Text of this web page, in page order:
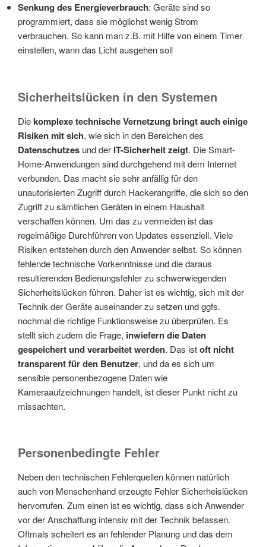
Senkung des Energieverbrauch: Geräte sind so
programmiert, dass sie möglichst wenig Strom
verbrauchen. So kann man z.B. mit Hilfe von einem Timer
einstellen, wann das Licht ausgehen soll
Sicherheitslücken in den Systemen
Diekomplexe technische Vernetzung bringt auch einige
Risiken mit sich, wie sich in den Bereichen des
Datenschutzes und der IT-Sicherheit zeigt. Die Smart-
Home-Anwendungen sind durchgehend mit dem Internet
verbunden. Das macht sie sehr anfällig für den
unautorisierten Zugriff durch Hackerangriffe, die sich so den
Zugriff zu sämtlichen Geräten in einem Haushalt
verschaffen können. Um das zu vermeiden ist das
regelmäßige Durchführen von Updates essenziell. Viele
Risiken entstehen durch den Anwender selbst. So können
fehlende technische Vorkenntnisse und die daraus
resultierenden Bedienungsfehler zu schwerwiegenden
Sicherheitslücken führen. Daher ist es wichtig, sich mit der
Technik der Geräte auseinander zu setzen und ggfs.
nochmal die richtige Funktionsweise zu überprüfen. Es
stellt sich zudem die Frage, inwiefern die Daten
gespeichert und verarbeitet werden. Das istoft nicht
transparent für den Benutzer, und da es sich um
sensible personenbezogene Daten wie
Kameraaufzeichnungen handelt, ist dieser Punkt nicht zu
missachten.
Personenbedingte Fehler
Neben den technischen Fehlerquellen können natürlich
auch von Menschenhand erzeugte Fehler Sicherheislücken
hervorrufen. Zum einen ist es wichtig, dass sich Anwender
vor der Anschaffung intensiv mit der Technik befassen.
Oftmals scheitert es an fehlender Planung und das dem